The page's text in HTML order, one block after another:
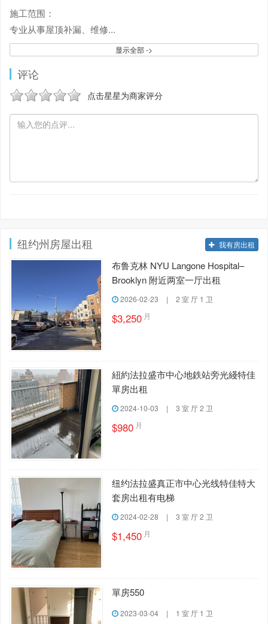
施工范围：
专业从事屋顶补漏、维修...
显示全部 ->
评论
点击星星为商家评分
纽约州房屋出租 我有房出租
布鲁克林 NYU Langone Hospital–
Brooklyn 附近两室一厅出租
2026-02-23 | 2 室 厅 1 卫
$3,250 月
紐約法拉盛市中心地鉄站旁光綫特佳
單房出租
2024-10-03 | 3 室 厅 2 卫
$980 月
纽约法拉盛真正市中心光线特佳特大
套房出租有电梯
2024-02-28 | 3 室 厅 2 卫
$1,450 月
單房550
2023-03-04 | 1 室 厅 1 卫